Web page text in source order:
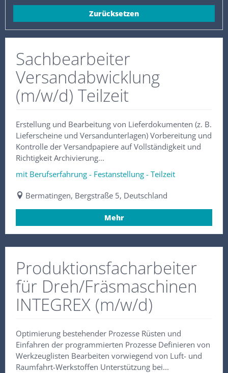
Zurücksetzen
Sachbearbeiter
Versandabwicklung
(m/w/d) Teilzeit
Erstellung und Bearbeitung von Lieferdokumenten (z. B.
Lieferscheine und Versandunterlagen) Vorbereitung und
Kontrolle der Versandpapiere auf Vollständigkeit und
Richtigkeit Archivierung...
mit Berufserfahrung - Festanstellung - Teilzeit
Bermatingen, Bergstraße 5, Deutschland
Mehr
Produktionsfacharbeiter
für Dreh/Fräsmaschinen
INTEGREX (m/w/d)
Optimierung bestehender Prozesse Rüsten und
Einfahren der programmierten Prozesse Definieren von
Werkzeuglisten Bearbeiten vorwiegend von Luft- und
Raumfahrt-Werkstoffen Unterstützung bei...